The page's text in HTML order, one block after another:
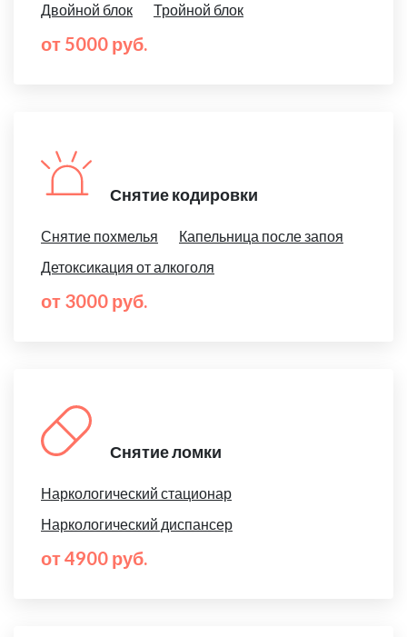
Двойной блок
Тройной блок
от 5000 руб.
Снятие кодировки
Снятие похмелья
Капельница после запоя
Детоксикация от алкоголя
от 3000 руб.
Снятие ломки
Наркологический стационар
Наркологический диспансер
от 4900 руб.